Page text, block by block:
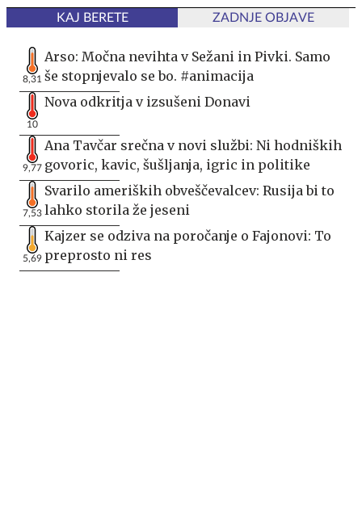
KAJ BERETE ZADNJE OBJAVE
8,31
Arso: Močna nevihta v Sežani in Pivki. Samo
še stopnjevalo se bo. #animacija
10
Nova odkritja v izsušeni Donavi
9,77
Ana Tavčar srečna v novi službi: Ni hodniških
govoric, kavic, šušljanja, igric in politike
7,53
Svarilo ameriških obveščevalcev: Rusija bi to
lahko storila že jeseni
5,69
Kajzer se odziva na poročanje o Fajonovi: To
preprosto ni res